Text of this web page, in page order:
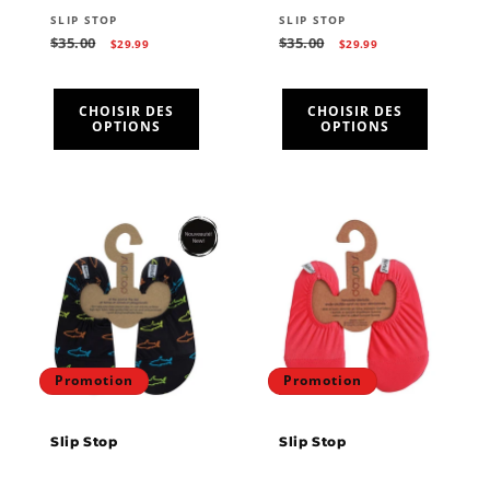
Fournisseur :
SLIP STOP
Prix
$35.00
Prix
$29.99
CHOISIR DES
OPTIONS
Fournisseur :
SLIP STOP
Prix
$35.00
Prix
$29.99
CHOISIR DES
OPTIONS
Promotion
Slip Stop
Promotion
Slip Stop